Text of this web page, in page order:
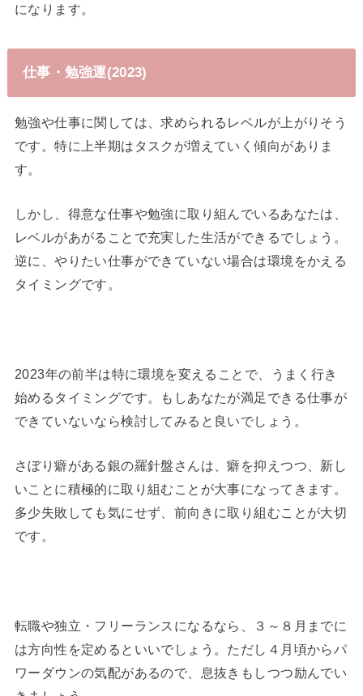
になります。
仕事・勉強運(2023)
勉強や仕事に関しては、求められるレベルが上がりそう
です。特に上半期はタスクが増えていく傾向がありま
す。
しかし、得意な仕事や勉強に取り組んでいるあなたは、
レベルがあがることで充実した生活ができるでしょう。
逆に、やりたい仕事ができていない場合は環境をかえる
タイミングです。
2023年の前半は特に環境を変えることで、うまく行き
始めるタイミングです。もしあなたが満足できる仕事が
できていないなら検討してみると良いでしょう。
さぼり癖がある銀の羅針盤さんは、癖を抑えつつ、新し
いことに積極的に取り組むことが大事になってきます。
多少失敗しても気にせず、前向きに取り組むことが大切
です。
転職や独立・フリーランスになるなら、３～８月までに
は方向性を定めるといいでしょう。ただし４月頃からパ
ワーダウンの気配があるので、息抜きもしつつ励んでい